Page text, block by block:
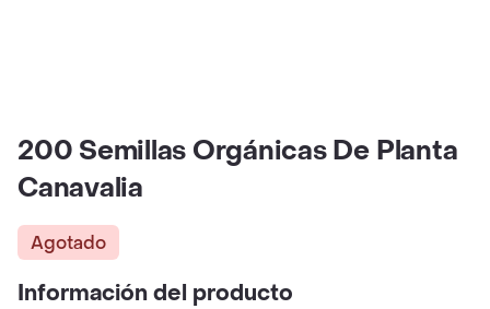
200 Semillas Orgánicas De Planta
Canavalia
Agotado
Información del producto